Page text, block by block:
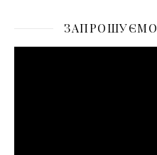
Відеопрогравач